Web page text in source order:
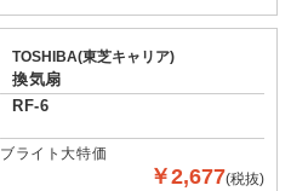
TOSHIBA(東芝キャリア)
換気扇
RF-6
ブライト大特価
￥2,677(税抜)